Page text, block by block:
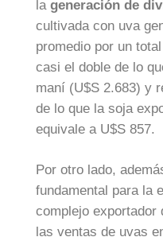
la generación de
cultivada con uva
promedio por un
casi el doble de lo
maní (U$S 2.683) y
de lo que la soja
equivale a U$S 857.
Por otro lado,
fundamental para la
complejo exportador
las ventas de uvas